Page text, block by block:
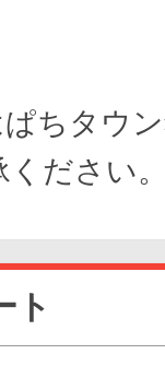
ちタウ
ください
ト